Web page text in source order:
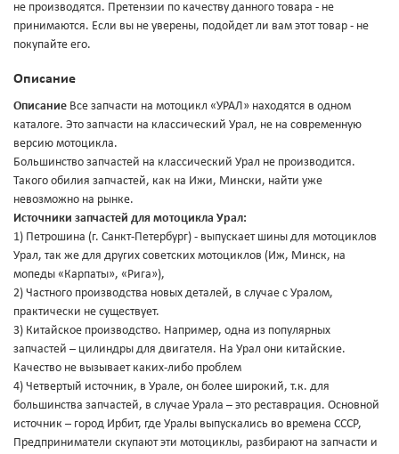
не производятся. Претензии по качеству данного товара - не
принимаются. Если вы не уверены, подойдет ли вам этот товар - не
покупайте его.
Описание
Описание Все запчасти на мотоцикл «УРАЛ» находятся в одном
каталоге. Это запчасти на классический Урал, не на современную
версию мотоцикла.
Большинство запчастей на классический Урал не производится.
Такого обилия запчастей, как на Ижи, Мински, найти уже
невозможно на рынке.
Источники запчастей для мотоцикла Урал:
1) Петрошина (г. Санкт-Петербург) - выпускает шины для мотоциклов
Урал, так же для других советских мотоциклов (Иж, Минск, на
мопеды «Карпаты», «Рига»),
2) Частного производства новых деталей, в случае с Уралом,
практически не существует.
3) Китайское производство. Например, одна из популярных
запчастей – цилиндры для двигателя. На Урал они китайские.
Качество не вызывает каких-либо проблем
4) Четвертый источник, в Урале, он более широкий, т.к. для
большинства запчастей, в случае Урала – это реставрация. Основной
источник – город Ирбит, где Уралы выпускались во времена СССР,
Предприниматели скупают эти мотоциклы, разбирают на запчасти и